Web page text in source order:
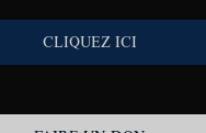
CLIQUEZ ICI